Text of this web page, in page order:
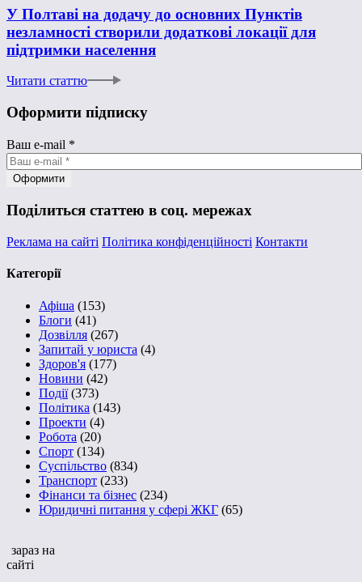
У Полтаві на додачу до основних Пунктів
незламності створили додаткові локації для
підтримки населення
Читати статтю
Оформити підписку
Ваш e-mail *
Поділиться статтею в соц. мережах
Реклама на сайті Політика конфіденційності Контакти
Категорії
Афіша (153)
Блоги (41)
Дозвілля (267)
Запитай у юриста (4)
Здоров'я (177)
Новини (42)
Події(373)
Політика (143)
Проекти (4)
Робота (20)
Спорт (134)
Суспільство (834)
Транспорт (233)
Фінанси та бізнес (234)
Юридичні питання у сфері ЖКГ (65)
зараз на
сайті